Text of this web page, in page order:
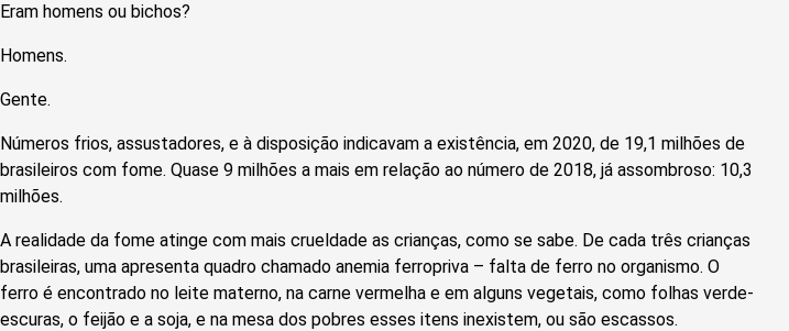
Eram homens ou bichos?
Homens.
Gente.
Números frios, assustadores, e à disposição indicavam a existência, em 2020, de 19,1 milhões de
brasileiros com fome. Quase 9 milhões a mais em relação ao número de 2018, já assombroso: 10,3
milhões.
A realidade da fome atinge com mais crueldade as crianças, como se sabe. De cada três crianças
brasileiras, uma apresenta quadro chamado anemia ferropriva – falta de ferro no organismo. O
ferro é encontrado no leite materno, na carne vermelha e em alguns vegetais, como folhas verde-
escuras, o feijão e a soja, e na mesa dos pobres esses itens inexistem, ou são escassos.